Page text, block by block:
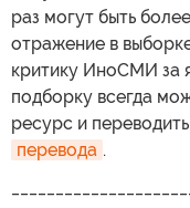
раз могут быть
отражение в
критику ИноСМИ за
подборку всегда
ресурс и
перевода .